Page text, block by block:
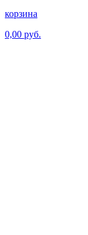
корзина
0,00 руб.